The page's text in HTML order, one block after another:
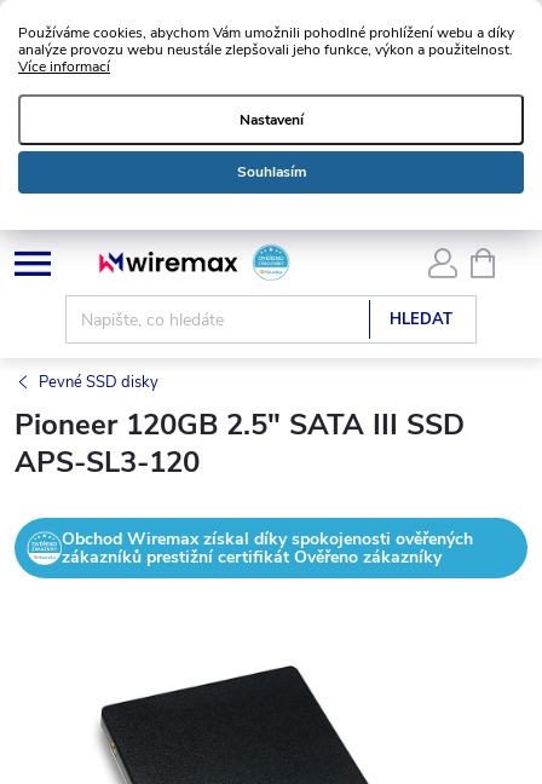
Používáme cookies, abychom Vám umožnili pohodlné prohlížení webu a díky
analýze provozu webu neustále zlepšovali jeho funkce, výkon a použitelnost.
Více informací
Nastavení
Souhlasím
Přejít
na
HLEDAT
KOŠÍK
Pevné SSD disky
Pioneer 120GB 2.5" SATA III SSD
APS-SL3-120
Obchod Wiremax získal díky spokojenosti ověřených
zákazníků prestižní certifikát Ověřeno zákazníky